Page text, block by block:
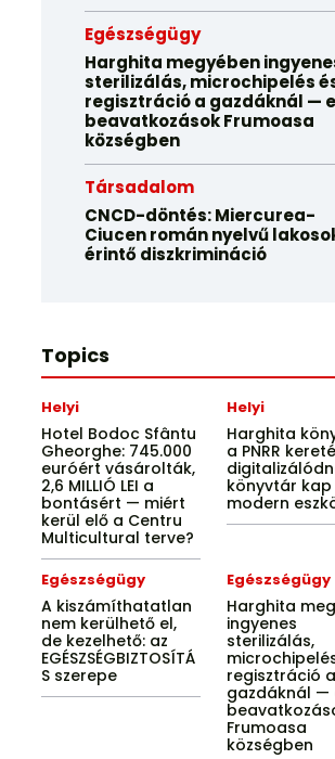
Egészségügy
Harghita megyében
sterilizálás, microchipelés
regisztráció a gazdáknál —
beavatkozások Frumoasa
községben
Társadalom
CNCD-döntés: Miercurea-
Ciucen román nyelvű
érintő diszkrimináció
Topics
Helyi
Hotel Bodoc Sfântu
Gheorghe: 745.000
euróért vásárolták,
2,6 MILLIÓ LEI a
bontásért — miért
kerül elő a Centru
Multicultural terve?
Helyi
Harghita
a PNRR
könyvtár kap
modern
Egészségügy
A kiszámíthatatlan
nem kerülhető el,
de kezelhető: az
EGÉSZSÉGBIZTOSÍTÁ
S szerepe
Egészségügy
Harghita
ingyenes
sterilizálás,
regisztráció a
gazdáknál —
Frumoasa
községben